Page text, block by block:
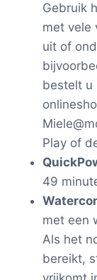
Gebruik
met vele
uit of
bestelt u
Play of
49
met een
Als het
bereikt,